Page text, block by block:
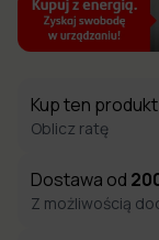
Kup ten
Oblicz ratę
Dostawa od
Z możliwością